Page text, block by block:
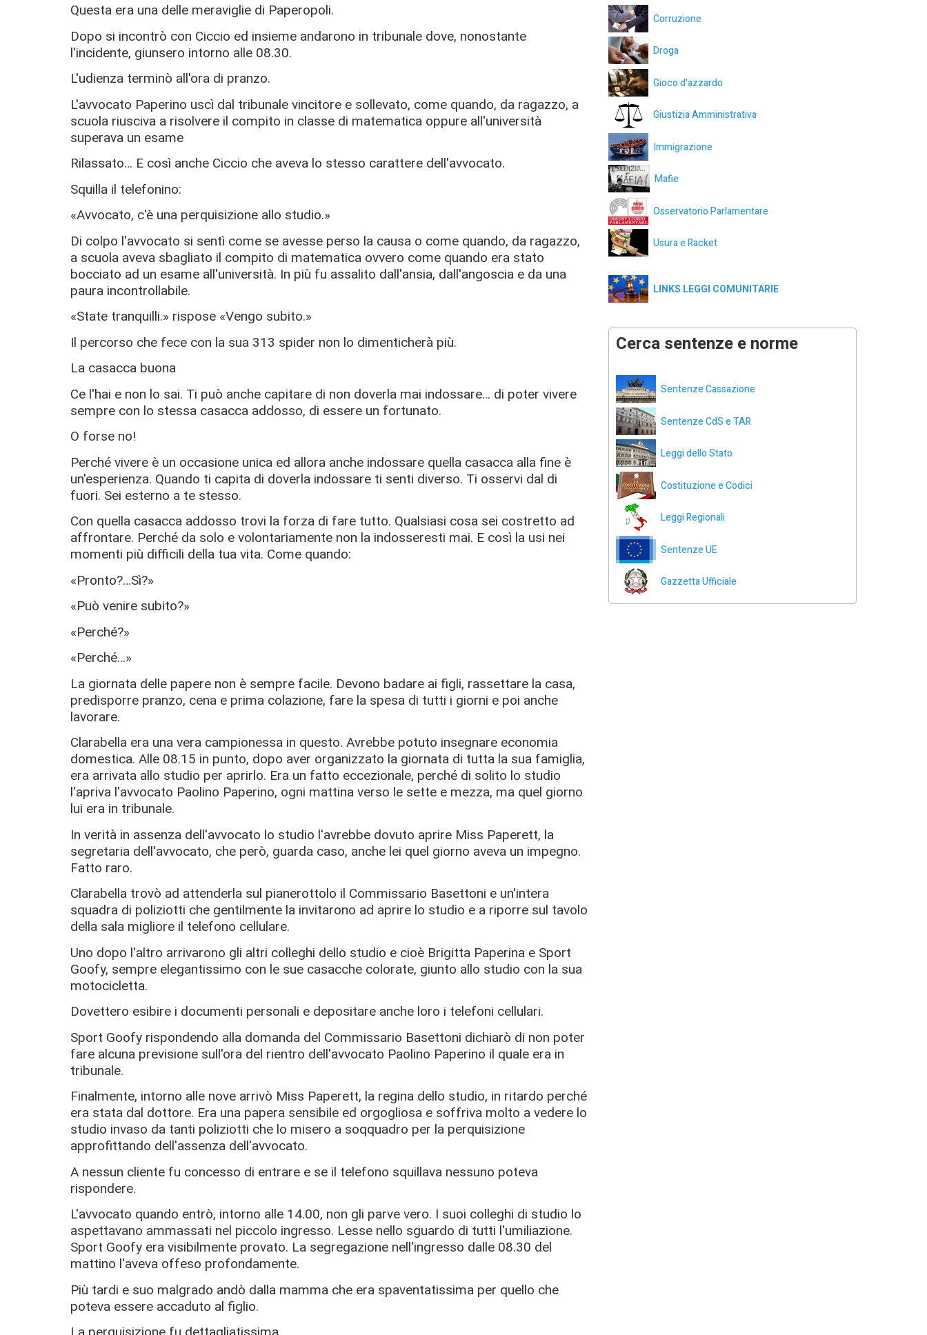
Questa era una delle meraviglie di Paperopoli.
Dopo si incontrò con Ciccio ed insieme andarono in tribunale dove, nonostante
l'incidente, giunsero intorno alle 08.30.
L'udienza terminò all'ora di pranzo.
L'avvocato Paperino uscì dal tribunale vincitore e sollevato, come quando, da ragazzo, a
scuola riusciva a risolvere il compito in classe di matematica oppure all'università
superava un esame
Rilassato… E così anche Ciccio che aveva lo stesso carattere dell'avvocato.
Squilla il telefonino:
«Avvocato, c'è una perquisizione allo studio.»
Di colpo l'avvocato si sentì come se avesse perso la causa o come quando, da ragazzo,
a scuola aveva sbagliato il compito di matematica ovvero come quando era stato
bocciato ad un esame all'università. In più fu assalito dall'ansia, dall'angoscia e da una
paura incontrollabile.
«State tranquilli.» rispose «Vengo subito.»
Il percorso che fece con la sua 313 spider non lo dimenticherà più.
La casacca buona
Ce l'hai e non lo sai. Ti può anche capitare di non doverla mai indossare… di poter vivere
sempre con lo stessa casacca addosso, di essere un fortunato.
O forse no!
Perché vivere è un occasione unica ed allora anche indossare quella casacca alla fine è
un'esperienza. Quando ti capita di doverla indossare ti senti diverso. Ti osservi dal di
fuori. Sei esterno a te stesso.
Con quella casacca addosso trovi la forza di fare tutto. Qualsiasi cosa sei costretto ad
affrontare. Perché da solo e volontariamente non la indosseresti mai. E così la usi nei
momenti più difficili della tua vita. Come quando:
«Pronto?…Sì?»
«Può venire subito?»
«Perché?»
«Perché…»
La giornata delle papere non è sempre facile. Devono badare ai figli, rassettare la casa,
predisporre pranzo, cena e prima colazione, fare la spesa di tutti i giorni e poi anche
lavorare.
Clarabella era una vera campionessa in questo. Avrebbe potuto insegnare economia
domestica. Alle 08.15 in punto, dopo aver organizzato la giornata di tutta la sua famiglia,
era arrivata allo studio per aprirlo. Era un fatto eccezionale, perché di solito lo studio
l'apriva l'avvocato Paolino Paperino, ogni mattina verso le sette e mezza, ma quel giorno
lui era in tribunale.
In verità in assenza dell'avvocato lo studio l'avrebbe dovuto aprire Miss Paperett, la
segretaria dell'avvocato, che però, guarda caso, anche lei quel giorno aveva un impegno.
Fatto raro.
Clarabella trovò ad attenderla sul pianerottolo il Commissario Basettoni e un'intera
squadra di poliziotti che gentilmente la invitarono ad aprire lo studio e a riporre sul tavolo
della sala migliore il telefono cellulare.
Uno dopo l'altro arrivarono gli altri colleghi dello studio e cioè Brigitta Paperina e Sport
Goofy, sempre elegantissimo con le sue casacche colorate, giunto allo studio con la sua
motocicletta.
Dovettero esibire i documenti personali e depositare anche loro i telefoni cellulari.
Sport Goofy rispondendo alla domanda del Commissario Basettoni dichiarò di non poter
fare alcuna previsione sull'ora del rientro dell'avvocato Paolino Paperino il quale era in
tribunale.
Finalmente, intorno alle nove arrivò Miss Paperett, la regina dello studio, in ritardo perché
era stata dal dottore. Era una papera sensibile ed orgogliosa e soffriva molto a vedere lo
studio invaso da tanti poliziotti che lo misero a soqquadro per la perquisizione
approfittando dell'assenza dell'avvocato.
A nessun cliente fu concesso di entrare e se il telefono squillava nessuno poteva
rispondere.
L'avvocato quando entrò, intorno alle 14.00, non gli parve vero. I suoi colleghi di studio lo
aspettavano ammassati nel piccolo ingresso. Lesse nello sguardo di tutti l'umiliazione.
Sport Goofy era visibilmente provato. La segregazione nell'ingresso dalle 08.30 del
mattino l'aveva offeso profondamente.
Più tardi e suo malgrado andò dalla mamma che era spaventatissima per quello che
poteva essere accaduto al figlio.
Corruzione
Droga
Gioco d'azzardo
Giustizia Amministrativa
Immigrazione
Mafie
Osservatorio Parlamentare
Usura e Racket
LINKS LEGGI COMUNITARIE
Cerca sentenze e norme
Sentenze Cassazione
Sentenze CdS e TAR
Leggi dello Stato
Costituzione e Codici
Leggi Regionali
Sentenze UE
Gazzetta Ufficiale